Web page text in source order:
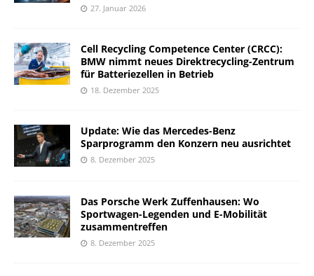
27. Januar 2026
Cell Recycling Competence Center (CRCC):
BMW nimmt neues Direktrecycling-Zentrum
für Batteriezellen in Betrieb
18. Dezember 2025
Update: Wie das Mercedes-Benz
Sparprogramm den Konzern neu ausrichtet
8. Dezember 2025
Das Porsche Werk Zuffenhausen: Wo
Sportwagen-Legenden und E-Mobilität
zusammentreffen
8. Dezember 2025